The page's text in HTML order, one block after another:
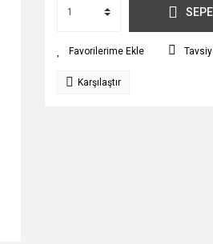
Karşılaştır